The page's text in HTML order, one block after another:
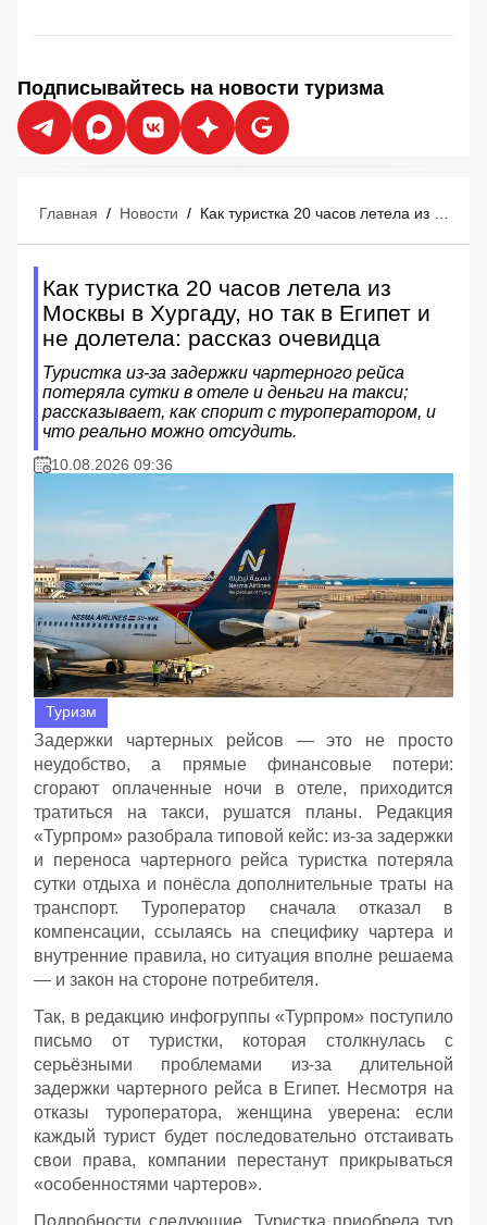
Подписывайтесь на новости туризма
Главная / Новости /
Как туристка 20 часов летела из
Москвы в Хургаду, но так в Египет и
не долетела: рассказ очевидца
Туристка из‑за задержки чартерного рейса
потеряла сутки в отеле и деньги на такси;
рассказывает, как спорит с туроператором, и
что реально можно отсудить.
10.08.2026 09:36
Туризм
Задержки чартерных рейсов — это не просто
неудобство, а прямые финансовые потери:
сгорают оплаченные ночи в отеле, приходится
тратиться на такси, рушатся планы. Редакция
«Турпром» разобрала типовой кейс: из‑за задержки
и переноса чартерного рейса туристка потеряла
сутки отдыха и понёсла дополнительные траты на
транспорт. Туроператор сначала отказал в
компенсации, ссылаясь на специфику чартера и
внутренние правила, но ситуация вполне решаема
— и закон на стороне потребителя.
Так, в редакцию инфогруппы «Турпром» поступило
письмо от туристки, которая столкнулась с
серьёзными проблемами из‑за длительной
задержки чартерного рейса в Египет. Несмотря на
отказы туроператора, женщина уверена: если
каждый турист будет последовательно отстаивать
свои права, компании перестанут прикрываться
«особенностями чартеров».
Подробности следующие. Туристка приобрела тур